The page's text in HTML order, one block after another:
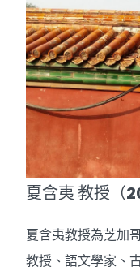
夏含夷 教授（
夏含夷教授為芝加
教授、語文學家、